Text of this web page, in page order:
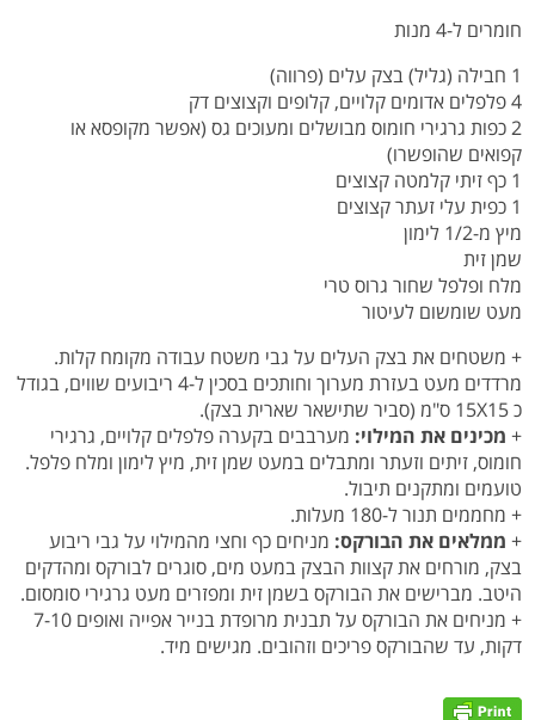
חומרים ל-4 מנות
1 חבילה (גליל) בצק עלים (פרווה)
4 פלפלים אדומים קלויים, קלופים וקצוצים דק
2 כפות גרגירי חומוס מבושלים ומעוכים גס (אפשר מקופסא או
קפואים שהופשרו)
1 כף זיתי קלמטה קצוצים
1 כפית עלי זעתר קצוצים
מיץ מ-1/2 לימון
שמן זית
מלח ופלפל שחור גרוס טרי
מעט שומשום לעיטור
+ משטחים את בצק העלים על גבי משטח עבודה מקומח קלות.
מרדדים מעט בעזרת מערוך וחותכים בסכין ל-4 ריבועים שווים, בגודל
כ 15X15 ס"מ (סביר שתישאר שארית בצק).
+ מכינים את המילוי: מערבבים בקערה פלפלים קלויים, גרגירי
חומוס, זיתים וזעתר ומתבלים במעט שמן זית, מיץ לימון ומלח פלפל.
טועמים ומתקנים תיבול.
+ מחממים תנור ל-180 מעלות.
+ ממלאים את הבורקס: מניחים כף וחצי מהמילוי על גבי ריבוע
בצק, מורחים את קצוות הבצק במעט מים, סוגרים לבורקס ומהדקים
היטב. מברישים את הבורקס בשמן זית ומפזרים מעט גרגירי סומסום.
+ מניחים את הבורקס על תבנית מרופדת בנייר אפייה ואופים 7-10
דקות, עד שהבורקס פריכים וזהובים. מגישים מיד.